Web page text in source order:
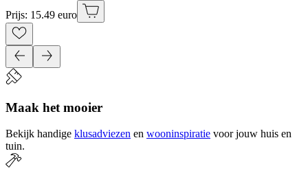
Prijs: 15.49 euro
Maak het mooier
Bekijk handige klusadviezen en wooninspiratie voor jouw huis en
tuin.